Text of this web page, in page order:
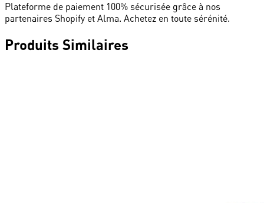
Plateforme de paiement 100% sécurisée grâce à nos
partenaires Shopify et Alma. Achetez en toute sérénité.
Produits Similaires